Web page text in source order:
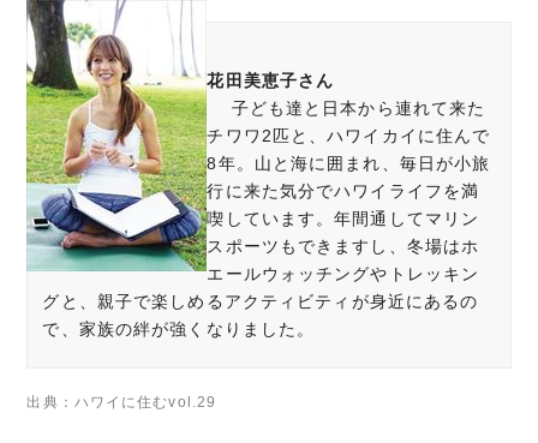
花田美恵子さん
子ども達と日本から連れて来た
チワワ2匹と、ハワイカイに住んで
8年。山と海に囲まれ、毎日が小旅
行に来た気分でハワイライフを満
喫しています。年間通してマリン
スポーツもできますし、冬場はホ
エールウォッチングやトレッキン
グと、親子で楽しめるアクティビティが身近にあるの
で、家族の絆が強くなりました。
ハワイに住むvol.29